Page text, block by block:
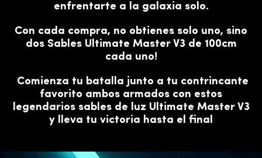
enfrentarte a la galaxia solo.
Con cada compra, no obtienes solo uno, sino
dos Sables Ultimate Master V3 de 100cm
cada uno!
Comienza tu batalla junto a tu contrincante
favorito ambos armados con estos
legendarios sables de luz Ultimate Master V3
y lleva tu victoria hasta el final